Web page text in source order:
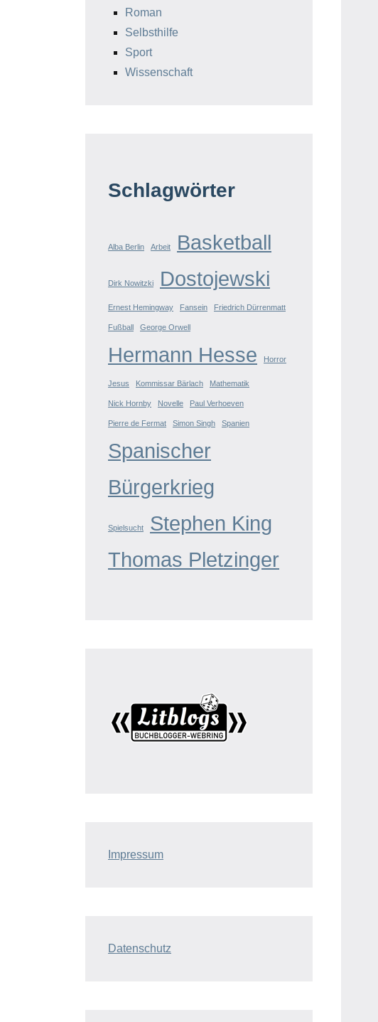
Roman
Selbsthilfe
Sport
Wissenschaft
Schlagwörter
Alba Berlin Arbeit Basketball
Dirk Nowitzki Dostojewski
Ernest Hemingway Fansein Friedrich Dürrenmatt
Fußball George Orwell
Hermann Hesse Horror
Jesus Kommissar Bärlach Mathematik
Nick Hornby Novelle Paul Verhoeven
Pierre de Fermat Simon Singh Spanien
Spanischer
Bürgerkrieg
Spielsucht
Stephen King
Thomas Pletzinger
Impressum
Datenschutz